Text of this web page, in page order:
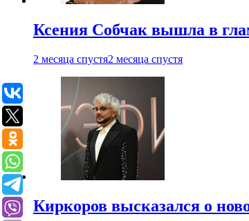
Ксения Собчак вышла в
2 месяца спустя2 месяца спустя
Киркоров высказался о